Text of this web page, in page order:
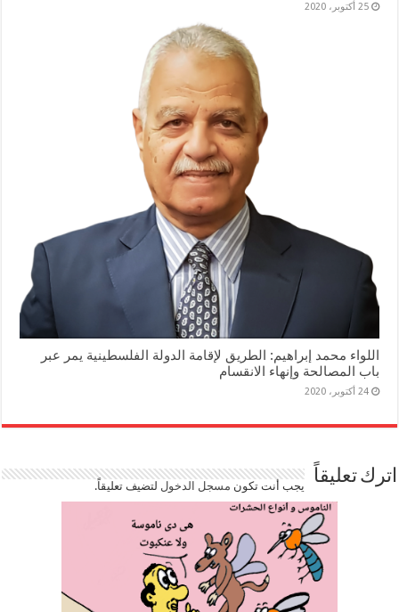
25 أكتوبر، 2020
اللواء محمد إبراهيم: الطريق لإقامة الدولة الفلسطينية يمر عبر
باب المصالحة وإنهاء الانقسام
24 أكتوبر، 2020
اترك تعليقاً يجب أنت تكون مسجل الدخوللتضيف تعليقاً.